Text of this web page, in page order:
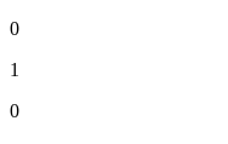
0
1
0